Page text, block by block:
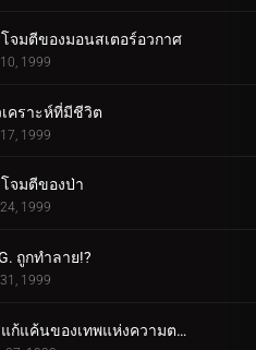
จมตีของมอนสเตอร์อวกาศ
1999
คราะห์ที่มีชีวิต
1999
จมตีของป่า
1999
ถูกทำลาย!?
1999
การแก้แค้นของเทพแห่งความตาย